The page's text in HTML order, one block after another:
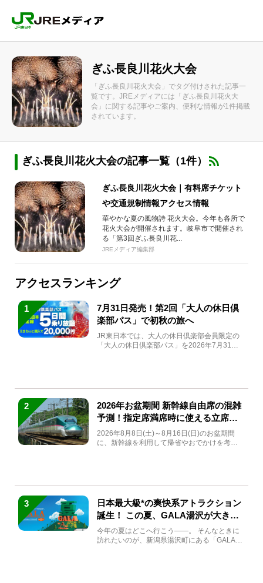
ぎふ長良川花火大会
「ぎふ長良川花火大会」でタグ付けされた記事一
覧です。JREメディアには「ぎふ長良川花火大
会」に関する記事やご案内、便利な情報が1件掲載
されています。
ぎふ長良川花火大会の記事一覧（1件）
ぎふ長良川花火大会｜有料席チケット
や交通規制情報アクセス情報
華やかな夏の風物詩 花火大会。今年も各所で
花火大会が開催されます。岐阜市で開催され
る「第3回ぎふ長良川花...
JREメディア編集部
アクセスランキング
1
7月31日発売！第2回「大人の休日倶
楽部パス」で初秋の旅へ
JR東日本では、大人の休日倶楽部会員限定の
「大人の休日倶楽部パス」を2026年7月31日
2
2026年お盆期間 新幹線自由席の混雑
予測！指定席満席時に使える立席特
急券も解説
2026年8月8日(土)～8月16日(日)のお盆期間
に、新幹線を利用して帰省やおでかけを考え
3
日本最大級*の爽快系アトラクション
誕生！ この夏、GALA湯沢が大きく
生まれ変わる
今年の夏はどこへ行こう――。 そんなときに
訪れたいのが、新潟県湯沢町にある「GALA湯